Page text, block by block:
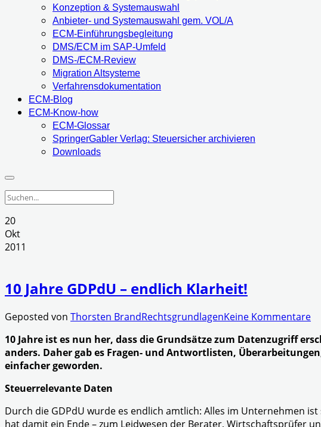
Konzeption & Systemauswahl
Anbieter- und Systemauswahl gem. VOL/A
ECM-Einführungsbegleitung
DMS/ECM im SAP-Umfeld
DMS-/ECM-Review
Migration Altsysteme
Verfahrensdokumentation
ECM-Blog
ECM-Know-how
ECM-Glossar
SpringerGabler Verlag: Steuersicher archivieren
Downloads
20
Okt
2011
10 Jahre GDPdU – endlich Klarheit!
Geposted von Thorsten BrandRechtsgrundlagenKeine Kommentare
10 Jahre ist es nun her, dass die Grundsätze zum Datenzugriff
anders. Daher gab es Fragen- und Antwortlisten,
einfacher geworden.
Steuerrelevante Daten
Durch die GDPdU wurde es endlich amtlich: Alles im Unternehmen
hat damit ein Ende – zum Leidwesen der Berater, Wirtschaftsprüfer